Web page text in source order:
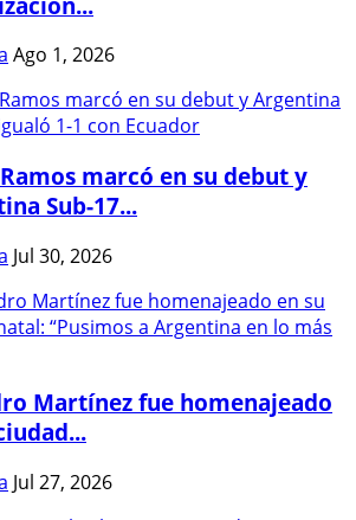
Ago 1, 2026
marcó en su debut y
Sub-17...
Jul 30, 2026
Martínez fue homenajeado
Jul 27, 2026